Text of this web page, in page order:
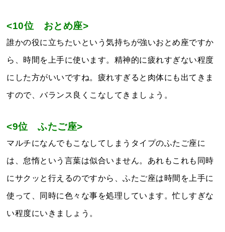
<10位 おとめ座>
誰かの役に立ちたいという気持ちが強いおとめ座ですか
ら、時間を上手に使います。精神的に疲れすぎない程度
にした方がいいですね。疲れすぎると肉体にも出てきま
すので、バランス良くこなしてきましょう。
<9位 ふたご座>
マルチになんでもこなしてしまうタイプのふたご座に
は、怠惰という言葉は似合いません。あれもこれも同時
にサクッと行えるのですから、ふたご座は時間を上手に
使って、同時に色々な事を処理しています。忙しすぎな
い程度にいきましょう。